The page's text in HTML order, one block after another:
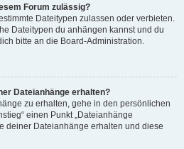
Forum zulässig?
Dateitypen zulassen oder verbieten.
Dateitypen du anhängen kannst und du
bitte an die Board-Administration.
Dateianhänge erhalten?
zu erhalten, gehe in den persönlichen
einen Punkt „Dateianhänge
deiner Dateianhänge erhalten und diese